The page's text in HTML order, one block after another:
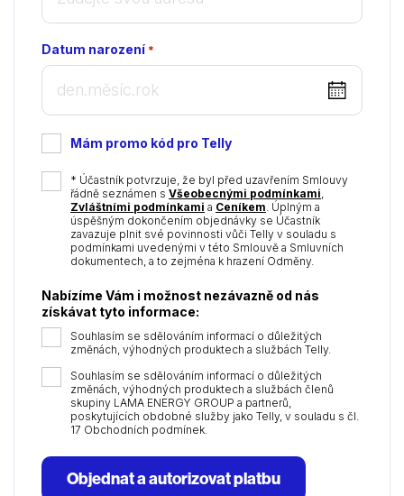
Datum narození *
DD
dot
MM
dot
YYYY
Mám promo kód pro Telly
* Účastník potvrzuje, že byl před uzavřením Smlouvy
řádně seznámen s Všeobecnými podmínkami,
Zvláštními podmínkami a Ceníkem. Úplným a
úspěšným dokončením objednávky se Účastník
zavazuje plnit své povinnosti vůči Telly v souladu s
podmínkami uvedenými v této Smlouvě a Smluvních
dokumentech, a to zejména k hrazení Odměny.
Nabízíme Vám i možnost nezávazně od nás
získávat tyto informace:
Souhlasím se sdělováním informací o důležitých
změnách, výhodných produktech a službách Telly.
Souhlasím se sdělováním informací o důležitých
změnách, výhodných produktech a službách členů
skupiny LAMA ENERGY GROUP a partnerů,
poskytujících obdobné služby jako Telly, v souladu s čl.
17 Obchodních podmínek.
Objednat a autorizovat platbu